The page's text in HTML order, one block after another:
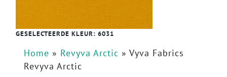
GESELECTEERDE KLEUR: 6031
Home » Revyva Arctic » Vyva Fabrics
Revyva Arctic